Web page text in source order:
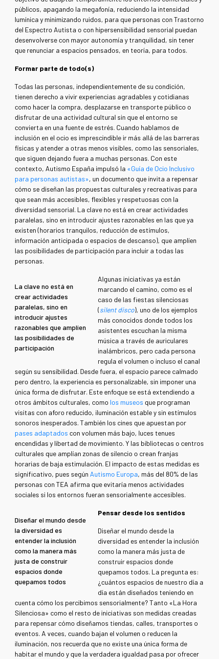
públicos, apagando la megafonía, reduciendo la intensidad
lumínica y minimizando ruidos, para que personas con Trastorno
del Espectro Autista o con hipersensibilidad sensorial puedan
desenvolverse con mayor autonomía y tranquilidad, sin tener
que renunciar a espacios pensados, en teoría, para todos.
Formar parte de todo(s)
Todas las personas, independientemente de su condición,
tienen derecho a vivir experiencias agradables y cotidianas
como hacer la compra, desplazarse en transporte público o
disfrutar de una actividad cultural sin que el entorno se
convierta en una fuente de estrés. Cuando hablamos de
inclusión en el ocio es imprescindible ir más allá de las barreras
físicas y atender a otras menos visibles, como las sensoriales,
que siguen dejando fuera a muchas personas. Con este
contexto, Autismo España impulsó la «Guía de Ocio Inclusivo
para personas autistas», un documento que invita a repensar
cómo se diseñan las propuestas culturales y recreativas para
que sean más accesibles, flexibles y respetuosas con la
diversidad sensorial. La clave no está en crear actividades
paralelas, sino en introducir ajustes razonables en las que ya
existen (horarios tranquilos, reducción de estímulos,
información anticipada o espacios de descanso), que amplíen
las posibilidades de participación para incluir a todas las
personas.
La clave no está en
crear actividades
paralelas, sino en
introducir ajustes
razonables que amplíen
las posibilidades de
participación
Algunas iniciativas ya están
marcando el camino, como es el
caso de las fiestas silenciosas
(silent disco), uno de los ejemplos
más conocidos donde todos los
asistentes escuchan la misma
música a través de auriculares
inalámbricos, pero cada persona
regula el volumen o incluso el canal
según su sensibilidad. Desde fuera, el espacio parece calmado
pero dentro, la experiencia es personalizable, sin imponer una
única forma de disfrutar. Este enfoque se está extendiendo a
otros ámbitos culturales, como los museos que programan
visitas con aforo reducido, iluminación estable y sin estímulos
sonoros inesperados. También los cines que apuestan por
pases adaptados con volumen más bajo, luces tenues
encendidas y libertad de movimiento. Y las bibliotecas o centros
culturales que amplían zonas de silencio o crean franjas
horarias de baja estimulación. El impacto de estas medidas es
significativo, pues según Autismo Europa, más del 80% de las
personas con TEA afirma que evitaría menos actividades
sociales si los entornos fueran sensorialmente accesibles.
Diseñar el mundo desde
la diversidad es
entender la inclusión
como la manera más
justa de construir
espacios donde
quepamos todos
Pensar desde los sentidos
Diseñar el mundo desde la
diversidad es entender la inclusión
como la manera más justa de
construir espacios donde
quepamos todos. La pregunta es:
¿cuántos espacios de nuestro día a
día están diseñados teniendo en
cuenta cómo los percibimos sensorialmente? Tanto «La Hora
Silenciosa» como el resto de iniciativas son medidas creadas
para repensar cómo diseñamos tiendas, calles, transportes o
eventos. A veces, cuando bajan el volumen o reducen la
iluminación, nos recuerda que no existe una única forma de
habitar el mundo y que la verdadera igualdad pasa por ofrecer